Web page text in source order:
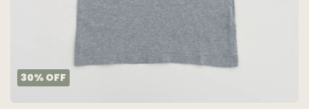
30% OFF